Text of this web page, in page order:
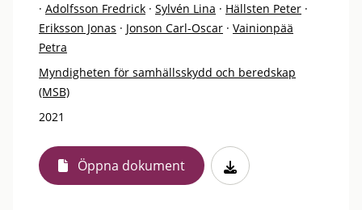
· Adolfsson Fredrick · Sylvén Lina · Hällsten Peter ·
Eriksson Jonas · Jonson Carl-Oscar · Vainionpää
Petra
Myndigheten för samhällsskydd och beredskap
(MSB)
2021
Öppna dokument